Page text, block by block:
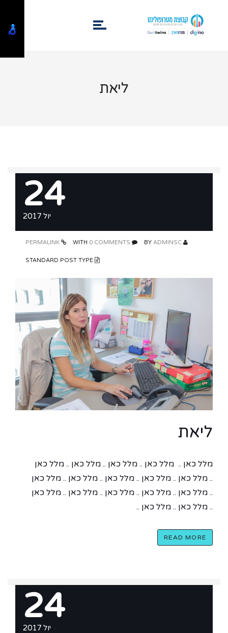
ליאת
24
יול 2017
ADMINSC
0 COMMENTS
ליאת
מלל כאן .. מלל כאן .. מלל כאן .. מלל כאן .. מלל כאן
.. מלל כאן .. מלל כאן .. מלל כאן .. מלל כאן .. מלל כאן
.. מלל כאן .. מלל כאן .. מלל כאן .. מלל כאן .. מלל כאן
.. מלל כאן .. מלל כאן ..
READ MORE
24
יול 2017